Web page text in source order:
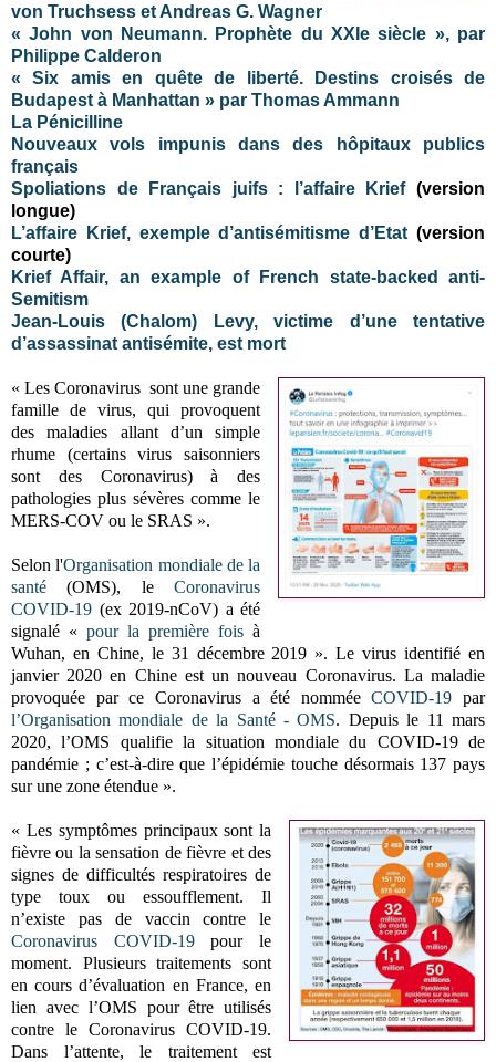
von Truchsess et Andreas G. Wagner
« John von Neumann. Prophète du XXIe siècle », par
Philippe Calderon
« Six amis en quête de liberté. Destins croisés de
Budapest à Manhattan » par Thomas Ammann
La Pénicilline
Nouveaux vols impunis dans des hôpitaux publics
français
Spoliations de Français juifs : l’affaire Krief(version
longue)
L’affaire Krief, exemple d’antisémitisme d’Etat (version
courte)
Krief Affair, an example of French state-backed anti-
Semitism
Jean-Louis (Chalom) Levy, victime d’une tentative
d’assassinat antisémite, est mort
« Les Coronavirus sont une grande
famille de virus, qui provoquent
des maladies allant d’un simple
rhume (certains virus saisonniers
sont des Coronavirus) à des
pathologies plus sévères comme le
MERS-COV ou le SRAS ».
Selon l'Organisation mondiale de la
santé (OMS), leCoronavirus
COVID-19 (ex 2019-nCoV) a été
signalé «pour la première fois à
Wuhan, en Chine, le 31 décembre 2019 ». Le virus identifié en
janvier 2020 en Chine est un nouveau Coronavirus. La maladie
provoquée par ce Coronavirus a été nomméeCOVID-19 par
l’Organisation mondiale de la Santé - OMS. Depuis le 11 mars
2020, l’OMS qualifie la situation mondiale du COVID-19 de
pandémie ; c’est-à-dire que l’épidémie touche désormais 137 pays
sur une zone étendue ».
« Les symptômes principaux sont la
fièvre ou la sensation de fièvre et des
signes de difficultés respiratoires de
type toux ou essoufflement. Il
n’existe pas de vaccin contre le
Coronavirus COVID-19pour le
moment. Plusieurs traitements sont
en cours d’évaluation en France, en
lien avec l’OMS pour être utilisés
contre le Coronavirus COVID-19.
Dans l’attente, le traitement est